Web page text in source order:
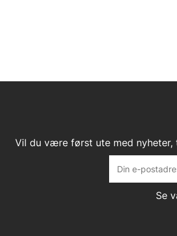
Vil du være først ute med nyheter,
Se